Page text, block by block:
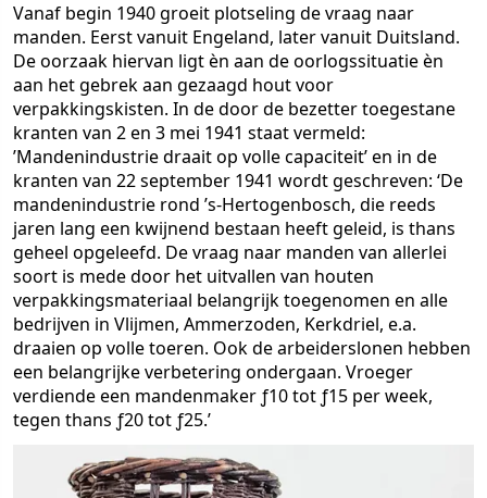
Vanaf begin 1940 groeit plotseling de vraag naar
manden. Eerst vanuit Engeland, later vanuit Duitsland.
De oorzaak hiervan ligt èn aan de oorlogssituatie èn
aan het gebrek aan gezaagd hout voor
verpakkingskisten. In de door de bezetter toegestane
kranten van 2 en 3 mei 1941 staat vermeld:
’Mandenindustrie draait op volle capaciteit’ en in de
kranten van 22 september 1941 wordt geschreven: ‘De
mandenindustrie rond ’s-Hertogenbosch, die reeds
jaren lang een kwijnend bestaan heeft geleid, is thans
geheel opgeleefd. De vraag naar manden van allerlei
soort is mede door het uitvallen van houten
verpakkingsmateriaal belangrijk toegenomen en alle
bedrijven in Vlijmen, Ammerzoden, Kerkdriel, e.a.
draaien op volle toeren. Ook de arbeiderslonen hebben
een belangrijke verbetering ondergaan. Vroeger
verdiende een mandenmaker ƒ10 tot ƒ15 per week,
tegen thans ƒ20 tot ƒ25.’